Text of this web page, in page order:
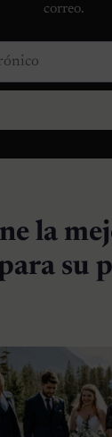
correo.
la
su